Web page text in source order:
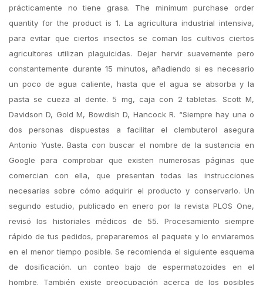
prácticamente no tiene grasa. The minimum purchase order
quantity for the product is 1. La agricultura industrial intensiva,
para evitar que ciertos insectos se coman los cultivos ciertos
agricultores utilizan plaguicidas. Dejar hervir suavemente pero
constantemente durante 15 minutos, añadiendo si es necesario
un poco de agua caliente, hasta que el agua se absorba y la
pasta se cueza al dente. 5 mg, caja con 2 tabletas. Scott M,
Davidson D, Gold M, Bowdish D, Hancock R. “Siempre hay una o
dos personas dispuestas a facilitar el clembuterol asegura
Antonio Yuste. Basta con buscar el nombre de la sustancia en
Google para comprobar que existen numerosas páginas que
comercian con ella, que presentan todas las instrucciones
necesarias sobre cómo adquirir el producto y conservarlo. Un
segundo estudio, publicado en enero por la revista PLOS One,
revisó los historiales médicos de 55. Procesamiento siempre
rápido de tus pedidos, prepararemos el paquete y lo enviaremos
en el menor tiempo posible. Se recomienda el siguiente esquema
de dosificación. un conteo bajo de espermatozoides en el
hombre. También existe preocupación acerca de los posibles